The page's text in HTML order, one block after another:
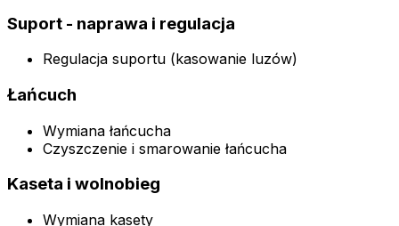
Suport - naprawa i regulacja
Regulacja suportu (kasowanie luzów)
Łańcuch
Wymiana łańcucha
Czyszczenie i smarowanie łańcucha
Kaseta i wolnobieg
Wymiana kasety